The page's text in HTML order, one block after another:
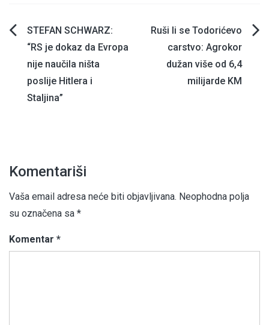
Navigacija
članaka
STEFAN SCHWARZ:
“RS je dokaz da Evropa
nije naučila ništa
poslije Hitlera i
Staljina”
Ruši li se Todorićevo
carstvo: Agrokor
dužan više od 6,4
milijarde KM
Komentariši
Vaša email adresa neće biti objavljivana. Neophodna polja
su označena sa *
Komentar *